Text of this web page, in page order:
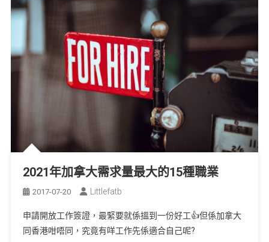
2021年加拿大需求量最大的15種職業
2017-07-20 Littlefatb
申請開放工作簽證，最緊要就係搵到一份好工👍但係加拿大
同香港咁唔同，究竟有咩工作先係適合自己呢?